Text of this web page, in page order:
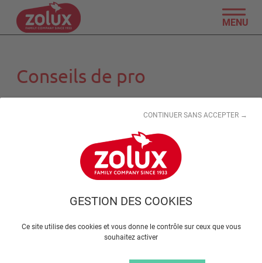
GESTION DES COOKIES
Ce site utilise des cookies et vous donne le contrôle sur ceux que vous
souhaitez activer
CONTINUER SANS ACCEPTER →
MENU
Conseils de pro